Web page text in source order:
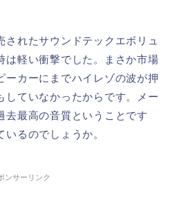
れたサウンドテックエボリュ
は軽い衝撃でした。まさか市場
ーカーにまでハイレゾの波が押
していなかったからです。メー
去最高の音質ということです
るのでしょうか。
ンサーリンク